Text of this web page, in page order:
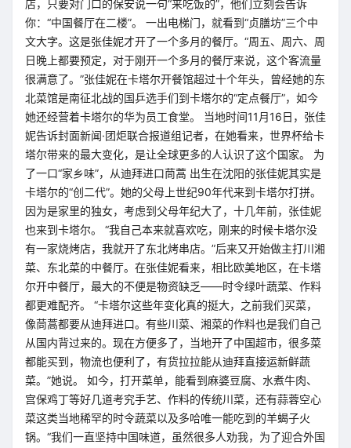
店，只要对门口的保安说一句“来吃饭的”，他们立刻会告诉
你：“中国餐厅在二楼”。 一出电梯门，就看到“贞膳坊”三个中
文大字。这是张佳妮才开了一个多月的餐厅。“周五、周六、周
日晚上都要预定，对于刚开一个多月的餐厅来说，这个客流量
很满意了。”张佳妮在卡塔尔开餐馆超过十个年头，曾经她的东
北菜馆是南征北战的国乒选手们到卡塔尔的“定点餐厅”，如今
她还经营着卡塔尔的华为员工食堂。 当地时间11月16日，张佳
妮告诉封面新闻·团炬联合报道组记者，在她看来，世界杯给卡
塔尔带来的最大变化，是让全球更多的人认识了这个国家。 为
了一口“家乡味”，从迪拜进口茼蒿 出生在沈阳的张佳妮其实是
卡塔尔的“创二代”。她的父母上世纪90年代来到卡塔尔打拼。
因为是家里的独女，考虑到父母年纪大了，十几年前，张佳妮
也来到卡塔尔。 “我自己本来就喜欢吃，刚来的时候卡塔尔没
有一家烧烤店，我就开了东北烤串店。”后来又开始做主打川湘
菜、东北菜的中餐厅。在张佳妮看来，相比欧美地区，在卡塔
尔开中餐厅，最大的不便是物资缺乏——时令绿叶蔬菜、作料
都更难配齐。 “卡塔尔这些年变化真的挺大，之前我们买菜，
像茼蒿都要从迪拜进口。有些川菜、湘菜的作料也是我们自己
从国内背过来的。现在方便多了，当地开了中国超市，很多菜
都能买到，物流也便利了，有货拉拉能从迪拜直接运新鲜蔬
菜。”她说。 如今，打开菜单，能看到麻婆豆腐、水煮牛肉、
宫保鸡丁等好几道考究手艺、作料的传统川菜，还有蒜蓉空心
菜这类当地稀罕的时令蔬菜以及多哈唯一能吃到的羊蝎子火
锅。“我们一直坚持中国味道，虽然很多人劝我，为了迎合外国